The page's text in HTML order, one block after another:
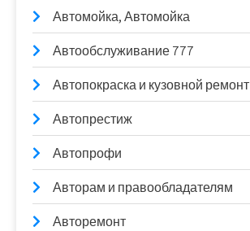
Автомойка, Автомойка
Автообслуживание 777
Автопокраска и кузовной ремонт
Автопрестиж
Автопрофи
Авторам и правообладателям
Авторемонт